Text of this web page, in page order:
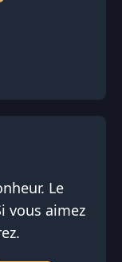
Le
vous aimez